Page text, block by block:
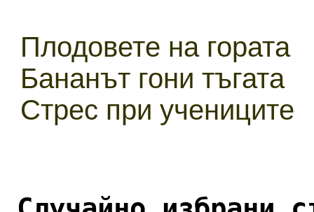
Плодовете на гората
Бананът гони тъгата
Стрес при учениците